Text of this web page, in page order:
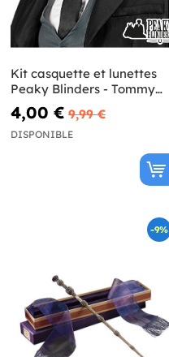
Kit casquette et lunettes
Peaky Blinders - Tommy
Shelby
4,00 € 9,99 €
DISPONIBLE
-9%